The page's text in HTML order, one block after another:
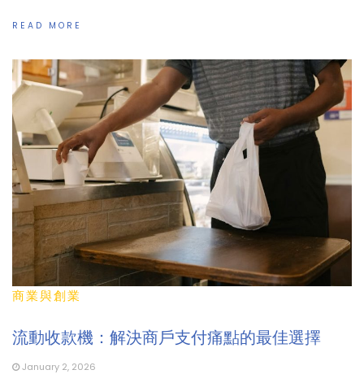
READ MORE
商業與創業
流動收款機：解決商戶支付痛點的最佳選擇
January 2, 2026